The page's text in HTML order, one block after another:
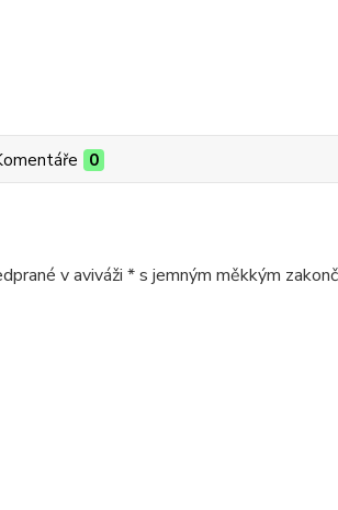
0
v aviváži * s jemným měkkým